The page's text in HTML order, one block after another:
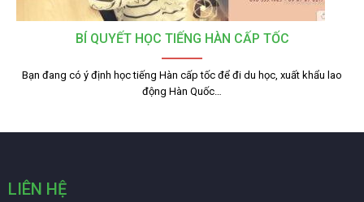
BÍ QUYẾT HỌC TIẾNG HÀN CẤP TỐC
Bạn đang có ý định học tiếng Hàn cấp tốc để đi du học, xuất khẩu lao
động Hàn Quốc…
LIÊN HỆ